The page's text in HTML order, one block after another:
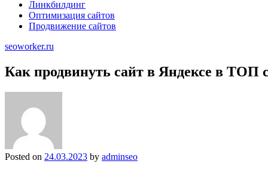
Линкбилдинг
Оптимизация сайтов
Продвижение сайтов
seoworker.ru
Как продвинуть сайт в Яндексе в ТОП
Posted on 24.03.2023 by adminseo